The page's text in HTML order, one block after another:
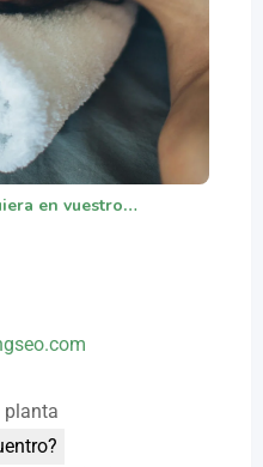
en vuestro…
planta